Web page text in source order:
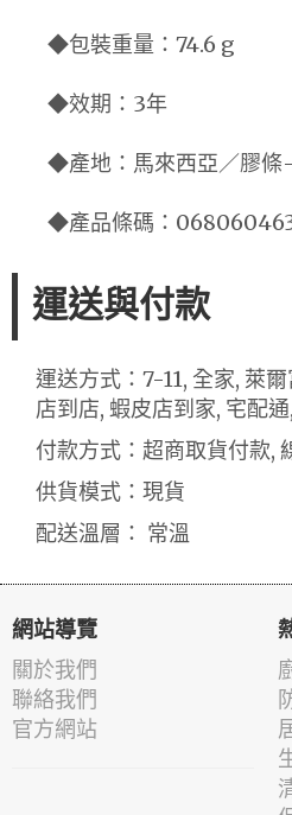
◆包裝重量：74.6 g
◆效期：3年
◆產地：馬來西亞／膠條
◆產品條碼：
運送與付款
運送方式：7-11, 全家, 萊
店到店, 蝦皮店到家, 宅配
付款方式：超商取貨付款,
供貨模式：現貨
配送溫層： 常溫
網站導覽
關於我們
聯絡我們
官方網站